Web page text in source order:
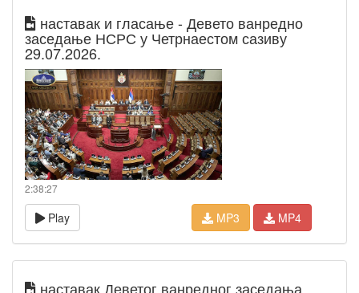
наставак и гласање - Девето ванредно
заседање НСРС у Четрнаестом сазиву
29.07.2026.
2:38:27
Play MP3 MP4
наставак Деветог ванредног заседања